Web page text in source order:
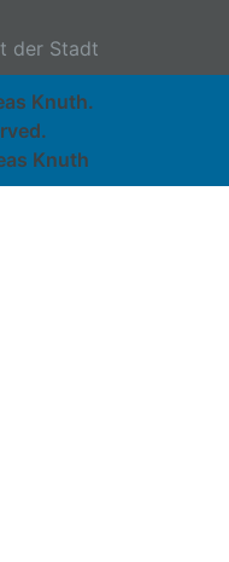
der Stadt
Knuth.
Knuth